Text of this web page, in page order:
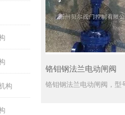
构
铬钼钢法兰电动闸阀